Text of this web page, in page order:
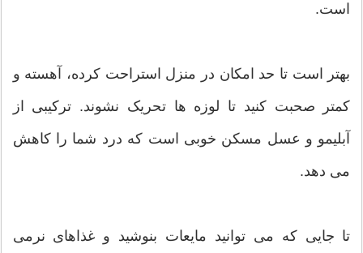
است.
بهتر است تا حد امکان در منزل استراحت کرده، آهسته و
کمتر صحبت کنید تا لوزه ها تحریک نشوند. ترکیبی از
آبلیمو و عسل مسکن خوبی است که درد شما را کاهش
می دهد.
تا جایی که می توانید مایعات بنوشید و غذاهای نرمی